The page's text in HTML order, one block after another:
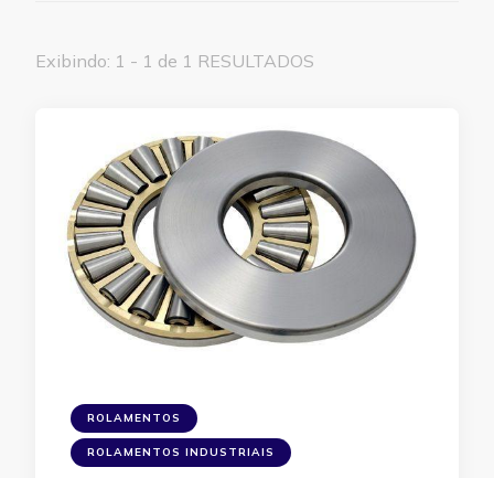
Exibindo: 1 - 1 de 1 RESULTADOS
ROLAMENTOS
ROLAMENTOS INDUSTRIAIS